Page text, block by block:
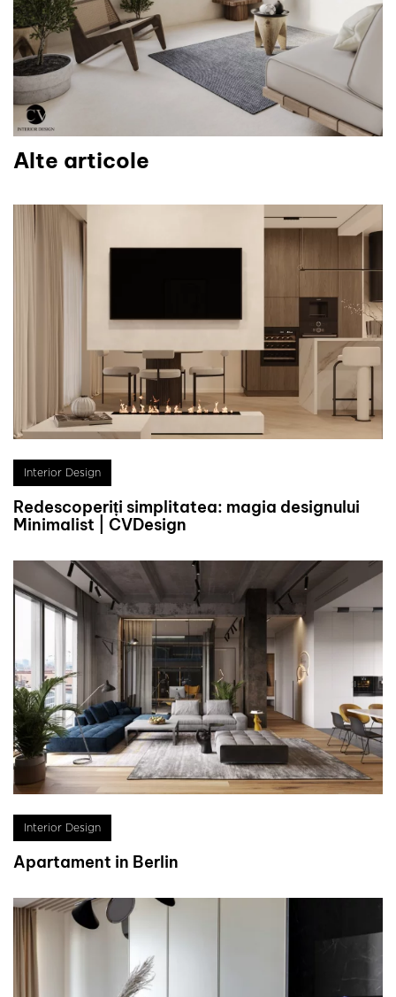
Alte articole
Interior Design
Redescoperiți simplitatea: magia designului
Minimalist | CVDesign
Interior Design
Apartament in Berlin